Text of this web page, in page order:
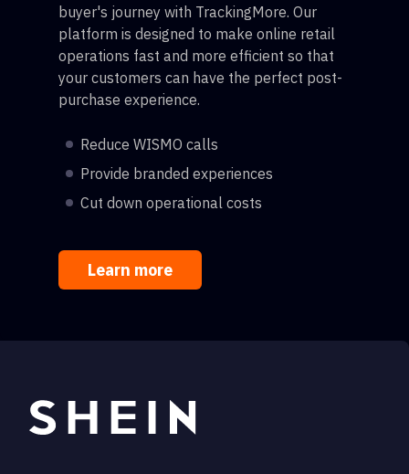
buyer's journey with TrackingMore. Our
platform is designed to make online retail
operations fast and more efficient so that
your customers can have the perfect post-
purchase experience.
Reduce WISMO calls
Provide branded experiences
Cut down operational costs
Learn more